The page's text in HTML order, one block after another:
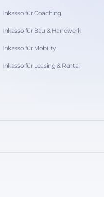
Inkasso für Coaching
Inkasso für Bau & Handwerk
Inkasso für Mobility
Inkasso für Leasing & Rental